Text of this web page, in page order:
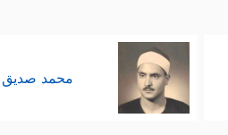
محمد صديق